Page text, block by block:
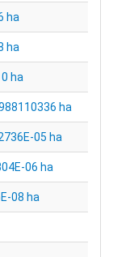
ha
ha
ha
ha
05 ha
06 ha
08 ha